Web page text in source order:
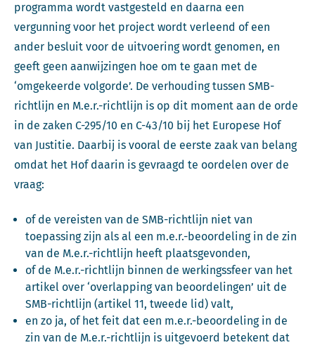
programma wordt vastgesteld en daarna een
vergunning voor het project wordt verleend of een
ander besluit voor de uitvoering wordt genomen, en
geeft geen aanwijzingen hoe om te gaan met de
‘omgekeerde volgorde’. De verhouding tussen SMB-
richtlijn en M.e.r.-richtlijn is op dit moment aan de orde
in de zaken C-295/10 en C-43/10 bij het Europese Hof
van Justitie. Daarbij is vooral de eerste zaak van belang
omdat het Hof daarin is gevraagd te oordelen over de
vraag:
of de vereisten van de SMB-richtlijn niet van
toepassing zijn als al een m.e.r.-beoordeling in de zin
van de M.e.r.-richtlijn heeft plaatsgevonden,
of de M.e.r.-richtlijn binnen de werkingssfeer van het
artikel over ‘overlapping van beoordelingen’ uit de
SMB-richtlijn (artikel 11, tweede lid) valt,
en zo ja, of het feit dat een m.e.r.-beoordeling in de
zin van de M.e.r.-richtlijn is uitgevoerd betekent dat